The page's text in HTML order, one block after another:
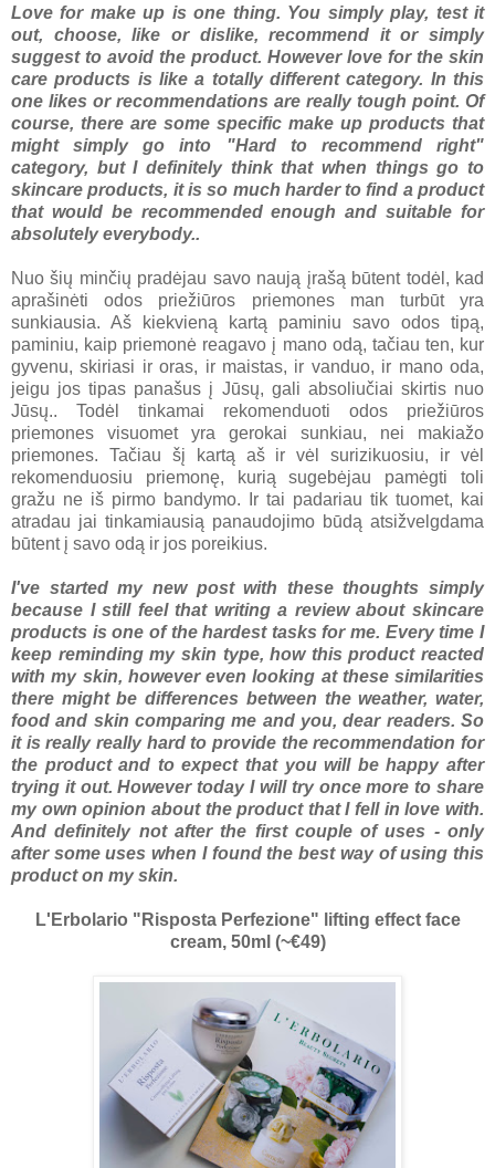
Love for make up is one thing. You simply play, test it
out, choose, like or dislike, recommend it or simply
suggest to avoid the product. However love for the skin
care products is like a totally different category. In this
one likes or recommendations are really tough point. Of
course, there are some specific make up products that
might simply go into "Hard to recommend right"
category, but I definitely think that when things go to
skincare products, it is so much harder to find a product
that would be recommended enough and suitable for
absolutely everybody..
Nuo šių minčių pradėjau savo naują įrašą būtent todėl, kad
aprašinėti odos priežiūros priemones man turbūt yra
sunkiausia. Aš kiekvieną kartą paminiu savo odos tipą,
paminiu, kaip priemonė reagavo į mano odą, tačiau ten, kur
gyvenu, skiriasi ir oras, ir maistas, ir vanduo, ir mano oda,
jeigu jos tipas panašus į Jūsų, gali absoliučiai skirtis nuo
Jūsų.. Todėl tinkamai rekomenduoti odos priežiūros
priemones visuomet yra gerokai sunkiau, nei makiažo
priemones. Tačiau šį kartą aš ir vėl surizikuosiu, ir vėl
rekomenduosiu priemonę, kurią sugebėjau pamėgti toli
gražu ne iš pirmo bandymo. Ir tai padariau tik tuomet, kai
atradau jai tinkamiausią panaudojimo būdą atsižvelgdama
būtent į savo odą ir jos poreikius.
I've started my new post with these thoughts simply
because I still feel that writing a review about skincare
products is one of the hardest tasks for me. Every time I
keep reminding my skin type, how this product reacted
with my skin, however even looking at these similarities
there might be differences between the weather, water,
food and skin comparing me and you, dear readers. So
it is really really hard to provide the recommendation for
the product and to expect that you will be happy after
trying it out. However today I will try once more to share
my own opinion about the product that I fell in love with.
And definitely not after the first couple of uses - only
after some uses when I found the best way of using this
product on my skin.
L'Erbolario "Risposta Perfezione" lifting effect face
cream, 50ml (~€49)